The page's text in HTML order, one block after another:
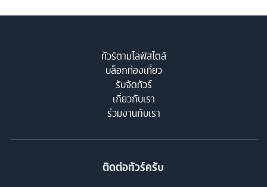
ทัวร์ตามไลฟ์สไตล์
บล็อกท่องเที่ยว
รับจัดทัวร์
เกี่ยวกับเรา
ร่วมงานกับเรา
ติดต่อทัวร์ครับ